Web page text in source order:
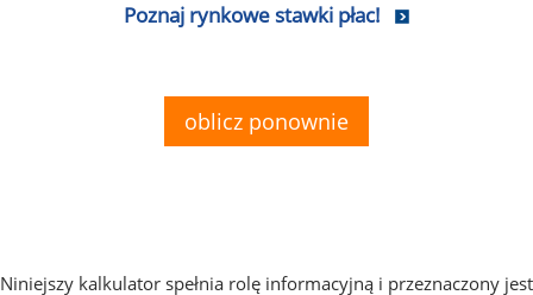
Poznaj rynkowe stawki płac!
oblicz ponownie
Niniejszy kalkulator spełnia rolę informacyjną i przeznaczony jest